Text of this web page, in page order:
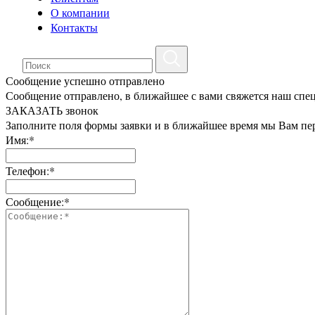
О компании
Контакты
Сообщение успешно отправлено
Сообщение отправлено, в ближайшее с вами свяжется наш
ЗАКАЗАТЬ звонок
Заполните поля формы заявки и в ближайшее время мы Вам
Имя:*
Телефон:*
Сообщение:*